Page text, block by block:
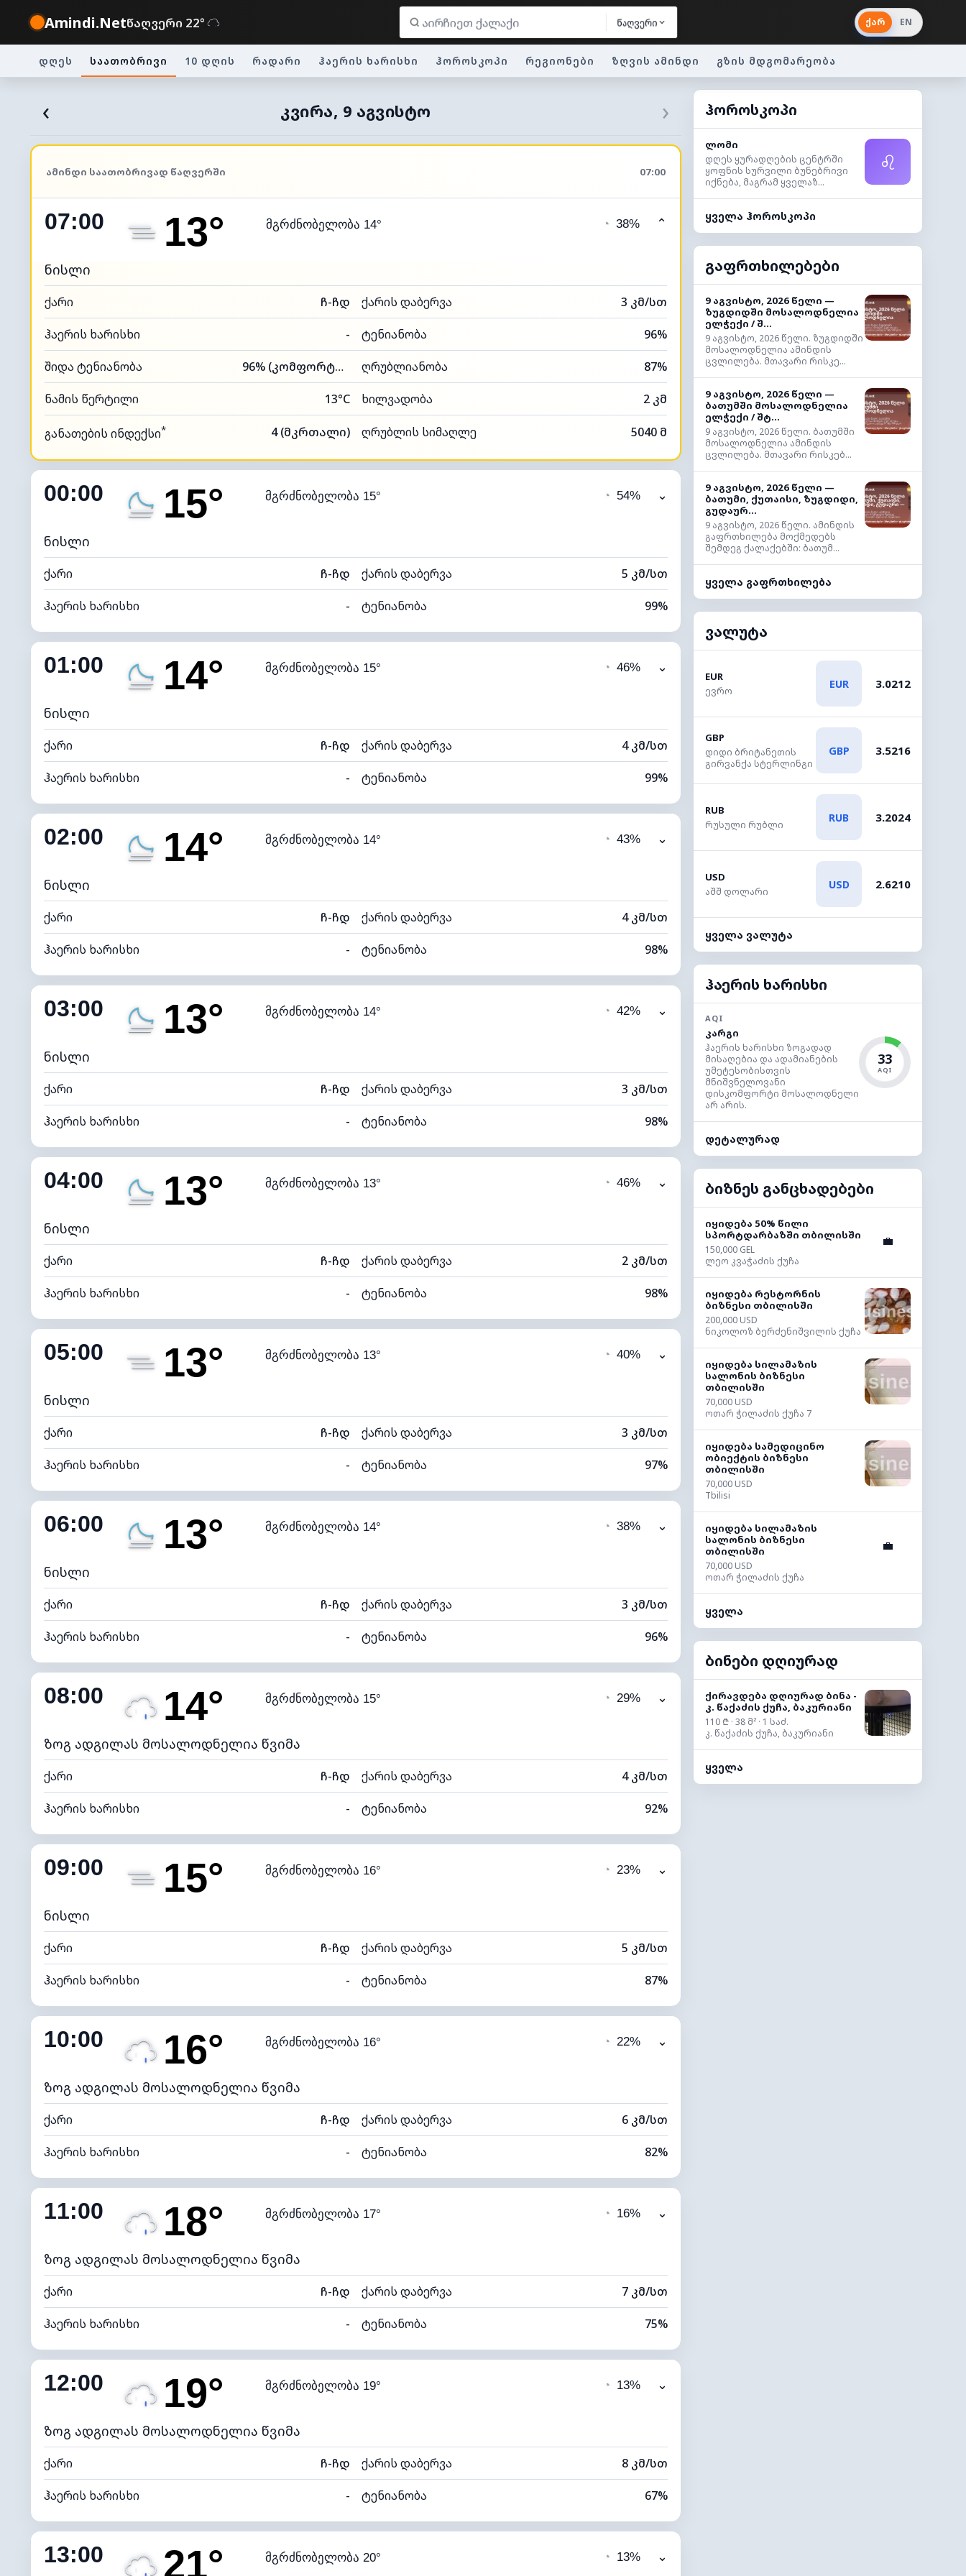
Amindi.Netწაღვერი 22° წაღვერი ქარ EN
დღეს საათობრივი 10 დღის რადარი ჰაერის ხარისხი ჰოროსკოპი რეგიონები ზღვის ამინდი გზის მდგომარეობა
‹ ᲙᲕᲘᲠᲐ, 9 ᲐᲒᲕᲘᲡᲢᲝ ›
ᲐᲛᲘᲜᲓᲘ ᲡᲐᲐᲗᲝᲑᲠᲘᲕᲐᲓ ᲬᲐᲦᲕᲔᲠᲨᲘ 07:00
07:00 13° მგრძნობელობა 14° ◔ 38% ⌃
ნისლი
ქარი ჩ-ჩდ ქარის დაბერვა 3 კმ/სთ
ჰაერის ხარისხი - ტენიანობა 96%
შიდა ტენიანობა 96% (კომფორტული) ღრუბლიანობა 87%
ნამის წერტილი 13°C ხილვადობა 2 კმ
განათების ინდექსი* 4 (მკრთალი) ღრუბლის სიმაღლე 5040 მ
00:00 15° მგრძნობელობა 15° ◔ 54% ⌄
ნისლი
ქარი ჩ-ჩდ ქარის დაბერვა 5 კმ/სთ
ჰაერის ხარისხი - ტენიანობა 99%
შიდა ტენიანობა 99% (კომფორტული) ღრუბლიანობა 100%
ნამის წერტილი 15°C ხილვადობა 0 კმ
განათების ინდექსი
01:00 14° მგრძნობელობა 15° ◔ 46% ⌄
ნისლი
ქარი ჩ-ჩდ ქარის დაბერვა 4 კმ/სთ
ჰაერის ხარისხი - ტენიანობა 99%
შიდა ტენიანობა 99% (კომფორტული) ღრუბლიანობა 100%
ნამის წერტილი 14°C ხილვადობა 0 კმ
განათების ინდექსი
02:00 14° მგრძნობელობა 14° ◔ 43% ⌄
ნისლი
ქარი ჩ-ჩდ ქარის დაბერვა 4 კმ/სთ
ჰაერის ხარისხი - ტენიანობა 98%
შიდა ტენიანობა 98% (კომფორტული) ღრუბლიანობა 100%
ნამის წერტილი 14°C ხილვადობა 0 კმ
განათების ინდექსი
03:00 13° მგრძნობელობა 14° ◔ 42% ⌄
ნისლი
ქარი ჩ-ჩდ ქარის დაბერვა 3 კმ/სთ
ჰაერის ხარისხი - ტენიანობა 98%
შიდა ტენიანობა 98% (კომფორტული) ღრუბლიანობა 100%
ნამის წერტილი 13°C ხილვადობა 0 კმ
განათების ინდექსი
04:00 13° მგრძნობელობა 13° ◔ 46% ⌄
ნისლი
ქარი ჩ-ჩდ ქარის დაბერვა 2 კმ/სთ
ჰაერის ხარისხი - ტენიანობა 98%
შიდა ტენიანობა 98% (კომფორტული) ღრუბლიანობა 100%
ნამის წერტილი 12°C ხილვადობა 0 კმ
განათების ინდექსი
05:00 13° მგრძნობელობა 13° ◔ 40% ⌄
ნისლი
ქარი ჩ-ჩდ ქარის დაბერვა 3 კმ/სთ
ჰაერის ხარისხი - ტენიანობა 97%
შიდა ტენიანობა 97% (კომფორტული) ღრუბლიანობა 96%
ნამის წერტილი 13°C ხილვადობა 1 კმ
განათების ინდექსი
06:00 13° მგრძნობელობა 14° ◔ 38% ⌄
ნისლი
ქარი ჩ-ჩდ ქარის დაბერვა 3 კმ/სთ
ჰაერის ხარისხი - ტენიანობა 96%
შიდა ტენიანობა 96% (კომფორტული) ღრუბლიანობა 92%
ნამის წერტილი 13°C ხილვადობა 1 კმ
განათების ინდექსი
08:00 14° მგრძნობელობა 15° ◔ 29% ⌄
ზოგ ადგილას მოსალოდნელია წვიმა
ქარი ჩ-ჩდ ქარის დაბერვა 4 კმ/სთ
ჰაერის ხარისხი - ტენიანობა 92%
შიდა ტენიანობა 92% (კომფორტული) ღრუბლიანობა 82%
ნამის წერტილი 13°C ხილვადობა 5 კმ
განათების ინდექსი
09:00 15° მგრძნობელობა 16° ◔ 23% ⌄
ნისლი
ქარი ჩ-ჩდ ქარის დაბერვა 5 კმ/სთ
ჰაერის ხარისხი - ტენიანობა 87%
შიდა ტენიანობა 87% (კომფორტული) ღრუბლიანობა 76%
ნამის წერტილი 13°C ხილვადობა 7 კმ
განათების ინდექსი 4 (მკრთალი)
10:00 16° მგრძნობელობა 16° ◔ 22% ⌄
ზოგ ადგილას მოსალოდნელია წვიმა
ქარი ჩ-ჩდ ქარის დაბერვა 6 კმ/სთ
ჰაერის ხარისხი - ტენიანობა 82%
შიდა ტენიანობა 82% (კომფორტული) ღრუბლიანობა 70%
ნამის წერტილი 13°C ხილვადობა 10 კმ
განათების ინდექსი 4 (მკრთალი)
11:00 18° მგრძნობელობა 17° ◔ 16% ⌄
ზოგ ადგილას მოსალოდნელია წვიმა
ქარი ჩ-ჩდ ქარის დაბერვა 7 კმ/სთ
ჰაერის ხარისხი - ტენიანობა 75%
შიდა ტენიანობა 75% (კომფორტული) ღრუბლიანობა 75%
ნამის წერტილი 13°C ხილვადობა 10 კმ
განათების ინდექსი 4 (მკრთალი)
12:00 19° მგრძნობელობა 19° ◔ 13% ⌄
ზოგ ადგილას მოსალოდნელია წვიმა
ქარი ჩ-ჩდ ქარის დაბერვა 8 კმ/სთ
ჰაერის ხარისხი - ტენიანობა 67%
შიდა ტენიანობა 67% (კომფორტული) ღრუბლიანობა 80%
ნამის წერტილი 13°C ხილვადობა 10 კმ
13:00 21° მგრძნობელობა 20° ◔ 13% ⌄
ჰოროსკოპი
ლომი
დღეს ყურადღების ცენტრში
ყოფნის სურვილი ბუნებრივი
იქნება, მაგრამ ყველაზ...
♌
ყველა ჰოროსკოპი
გაფრთხილებები
9 აგვისტო, 2026 წელი —
ზუგდიდში მოსალოდნელია
ელჭექი / შ...
9 აგვისტო, 2026 წელი. ზუგდიდში
მოსალოდნელია ამინდის
ცვლილება. მთავარი რისკე...
9 აგვისტო, 2026 წელი —
ბათუმში მოსალოდნელია
ელჭექი / შტ...
9 აგვისტო, 2026 წელი. ბათუმში
მოსალოდნელია ამინდის
ცვლილება. მთავარი რისკებ...
9 აგვისტო, 2026 წელი —
ბათუმი, ქუთაისი, ზუგდიდი,
გუდაურ...
9 აგვისტო, 2026 წელი. ამინდის
გაფრთხილება მოქმედებს
შემდეგ ქალაქებში: ბათუმ...
ყველა გაფრთხილება
ვალუტა
EUR
ევრო
EUR 3.0212
GBP
დიდი ბრიტანეთის
გირვანქა სტერლინგი
GBP 3.5216
RUB
რუსული რუბლი
RUB 3.2024
USD
აშშ დოლარი
USD 2.6210
ყველა ვალუტა
ჰაერის ხარისხი
AQI
კარგი
ჰაერის ხარისხი ზოგადად
მისაღებია და ადამიანების
უმეტესობისთვის
მნიშვნელოვანი
დისკომფორტი მოსალოდნელი
არ არის.
33
AQI
დეტალურად
ბიზნეს განცხადებები
იყიდება 50% წილი
სპორტდარბაზში თბილისში
150,000 GEL
ლეო კვაჭაძის ქუჩა
💼
იყიდება რესტორნის
ბიზნესი თბილისში
200,000 USD
ნიკოლოზ ბერძენიშვილის ქუჩა
იყიდება სილამაზის
სალონის ბიზნესი
თბილისში
70,000 USD
ოთარ ჭილაძის ქუჩა 7
იყიდება სამედიცინო
ობიექტის ბიზნესი
თბილისში
70,000 USD
Tbilisi
იყიდება სილამაზის
სალონის ბიზნესი
თბილისში
70,000 USD
ოთარ ჭილაძის ქუჩა
💼
ყველა
ბინები დღიურად
ქირავდება დღიურად ბინა -
კ. წაქაძის ქუჩა, ბაკურიანი
110 ₾ · 38 მ² · 1 საძ.
კ. წაქაძის ქუჩა, ბაკურიანი
ყველა